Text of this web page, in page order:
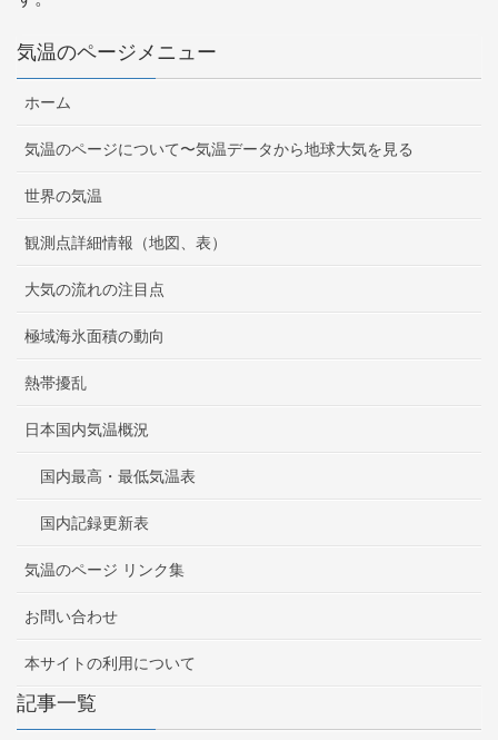
気温のページメニュー
ホーム
気温のページについて〜気温データから地球大気を見る
世界の気温
観測点詳細情報（地図、表）
大気の流れの注目点
極域海氷面積の動向
熱帯擾乱
日本国内気温概況
国内最高・最低気温表
国内記録更新表
気温のページ リンク集
お問い合わせ
本サイトの利用について
記事一覧